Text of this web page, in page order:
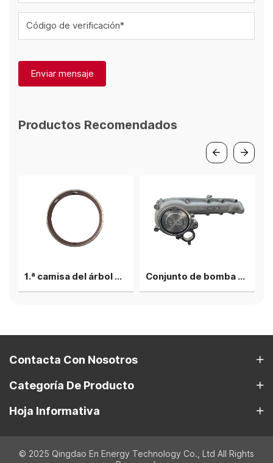
Código de verificación*
Enviar mensaje
Productos Recomendados
1.ª camisa del árbol de levas Conjunto de bomba de agua
Contacta Con Nosotros
Categoría De Producto
Hoja Informativa
© 2025 Qingdao En Energy Technology Co., Ltd All Rights